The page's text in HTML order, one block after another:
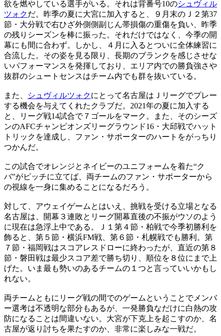
欲を燃やしている選手がいる。それは背番号10のシュヴィル
ツォクだ。昨季の夏に大宮に加入すると、９月末のＪ２第37
節・大分戦で右ひざ外側側副じん帯損傷の重傷を負い、昨季
の残りシーズンを棒に振った。それだけではなく、今季の開
幕にも間に合わず。しかし、４月に入るとついに全体練習に
合流した。その姿を見る限り、長期のブランクを感じさせな
いパフォーマンスを発揮しており、エリア内での勝負強さや
抜群のシュートセンスはチーム内でも群を抜いている。
また、 シュヴィルツォクにとって名古屋はＪリーグでプレー
する機会を与えてくれたクラブだ。2021年の夏に加入する
と、リーグ戦14試合で７ゴールをマーク。また、そのシーズ
ンのAFCチャンピオンズリーグラウンド16・大邱戦でハット
トリックを達成し、ファン・サポーターのハートをがっちり
つかんだ。
この試合でオレンジとネイビーのユニフォームを着た“ク
バ”がピッチに立てば、両チームのファン・サポーターから
の視線を一身に集めることになるだろう。
対して、アウェイゲームとはいえ、挑戦を受ける立場となる
名古屋は、開幕３連敗とリーグ開幕直後の不振がウソのよう
に現在は急浮上中である。Ｊ１第４節・柏戦で今季初勝利を
飾ると、第５節・横浜FM戦、第６節・札幌戦でも勝利。第
７節・福岡戦はスコアレスドローに終わったが、直近の第８
節・磐田戦は最少スコア差で勝ち切り、順位を８位にまで上
げた。いま最も勢いのあるチームの１つと言っていいかもし
れない。
両チームともにリーグ戦の間でのゲームということでメンバ
ー選考は不透明な部分もあるが、一発勝負なだけに白熱の攻
防になることは間違いない。大宮が下克上を起こすのか、名
古屋が返り討ちを果たすのか、非常に楽しみな一戦だ。